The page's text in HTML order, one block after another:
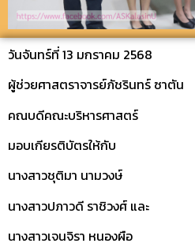
วันจันทร์ที่ 13 มกราคม 2568
ผู้ช่วยศาสตราจารย์ภัชรินทร์ ซาตัน
คณบดีคณะบริหารศาสตร์
มอบเกียรติบัตรให้กับ
นางสาวชุติมา นามวงษ์
นางสาวปภาวดี ราชิวงศ์ และ
นางสาวเจนจิรา หนองผือ